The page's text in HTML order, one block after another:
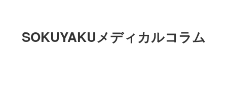
SOKUYAKUメディカルコラム